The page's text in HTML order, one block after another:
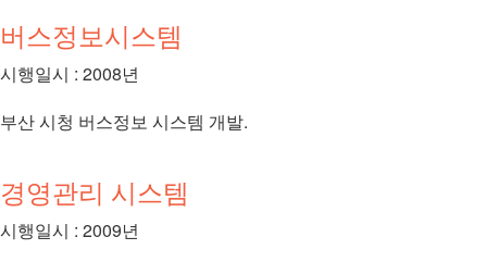
버스정보시스템
시행일시 : 2008년
부산 시청 버스정보 시스템 개발.
경영관리 시스템
시행일시 : 2009년